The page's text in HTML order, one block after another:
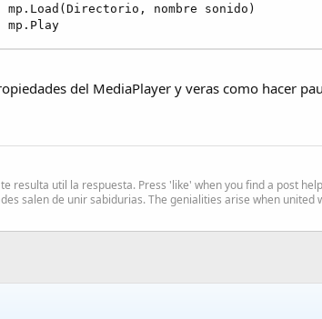
mp.Load(Directorio, nombre sonido)
mp.Play
del MediaPlayer y veras como hacer
resulta util la respuesta. Press 'like' when you find a post
salen de unir sabidurias. The genialities arise when united